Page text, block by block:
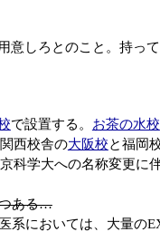
しろとのこと。持っ
で設置する。 お茶の水校
西校舎の大阪校と福岡
科学大への名称変更に
ある…
系においては、大量の